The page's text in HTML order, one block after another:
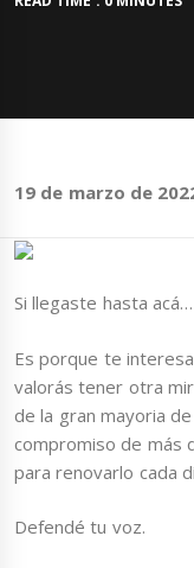
19 de marzo de
Si llegaste hasta acá…
Es porque te
valorás tener otra
de la gran mayoria
compromiso de más
para renovarlo cada
Defendé tu voz.